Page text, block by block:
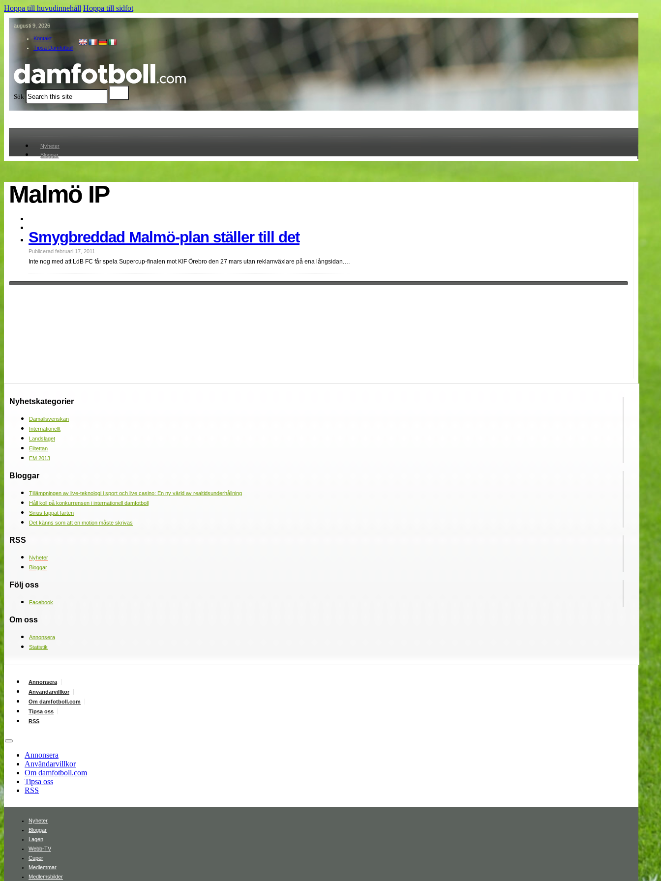
Hoppa till huvudinnehåll Hoppa till sidfot
augusti 9, 2026
Kontakt
Tipsa Damfotboll
Sök
Nyheter
Bloggar
Cuper
Medlemmar
Medlemsbilder
Split vision
Nyheter
Bloggar
Lagen
Malmö IP
Smygbreddad Malmö-plan ställer till det
Publicerad februari 17, 2011
Inte nog med att LdB FC får spela Supercup-finalen mot KIF Örebro den 27 mars utan reklamväxlare på ena långsidan.…
Nyhetskategorier
Damallsvenskan
Internationellt
Landslaget
Elitettan
EM 2013
Bloggar
Tillämpningen av live-teknologi i sport och live casino: En ny värld av realtidsunderhållning
Håll koll på konkurrensen i internationell damfotboll
Sirius tappat farten
Det känns som att en motion måste skrivas
RSS
Nyheter
Bloggar
Följ oss
Facebook
Om oss
Annonsera
Statistik
Annonsera
Användarvillkor
Om damfotboll.com
Tipsa oss
RSS
Annonsera
Användarvillkor
Om damfotboll.com
Tipsa oss
RSS
Nyheter
Bloggar
Lagen
Webb-TV
Cuper
Medlemmar
Medlemsbilder